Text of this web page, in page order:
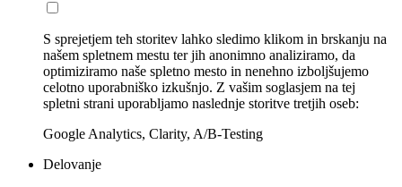
S sprejetjem teh storitev lahko sledimo klikom in brskanju na
našem spletnem mestu ter jih anonimno analiziramo, da
optimiziramo naše spletno mesto in nenehno izboljšujemo
celotno uporabniško izkušnjo. Z vašim soglasjem na tej
spletni strani uporabljamo naslednje storitve tretjih oseb:
Google Analytics, Clarity, A/B-Testing
Delovanje